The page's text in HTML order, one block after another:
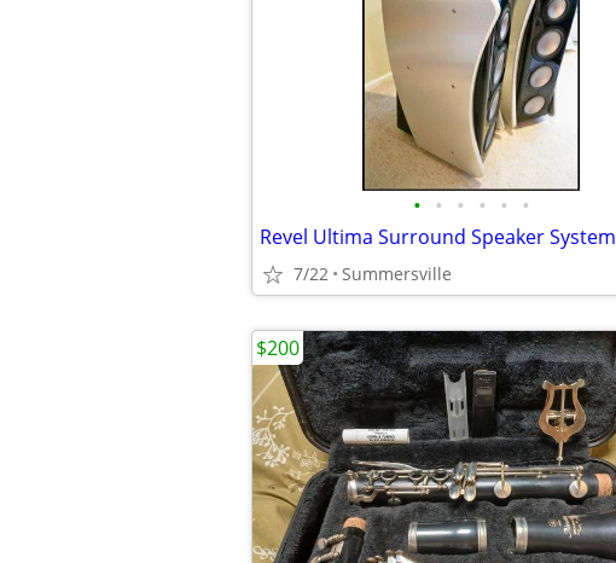
• • • • • •
Revel Ultima Surround Speaker System
7/22 Summersville
$200